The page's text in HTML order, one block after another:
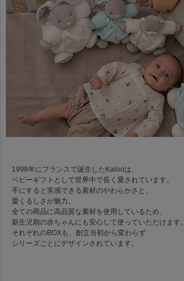
1998年にフランスで誕生したKalooは、
ベビーギフトとして世界中で長く愛されています。
手にすると実感できる素材のやわらかさと、
愛くるしさが魅力。
全ての商品に高品質な素材を使用しているため、
新生児期の赤ちゃんにも安心して使っていただけます。
それぞれのBOXも、創立当初から変わらず
シリーズごとにデザインされています。